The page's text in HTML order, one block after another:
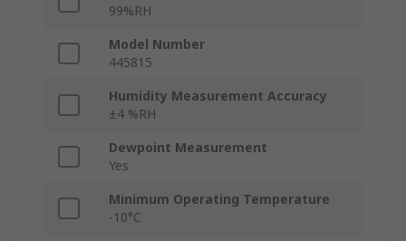
99%RH
Model Number
445815
Humidity Measurement Accuracy
±4 %RH
Dewpoint Measurement
Yes
Minimum Operating Temperature
-10°C